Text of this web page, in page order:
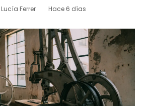
Lucía Ferrer Hace 6 días